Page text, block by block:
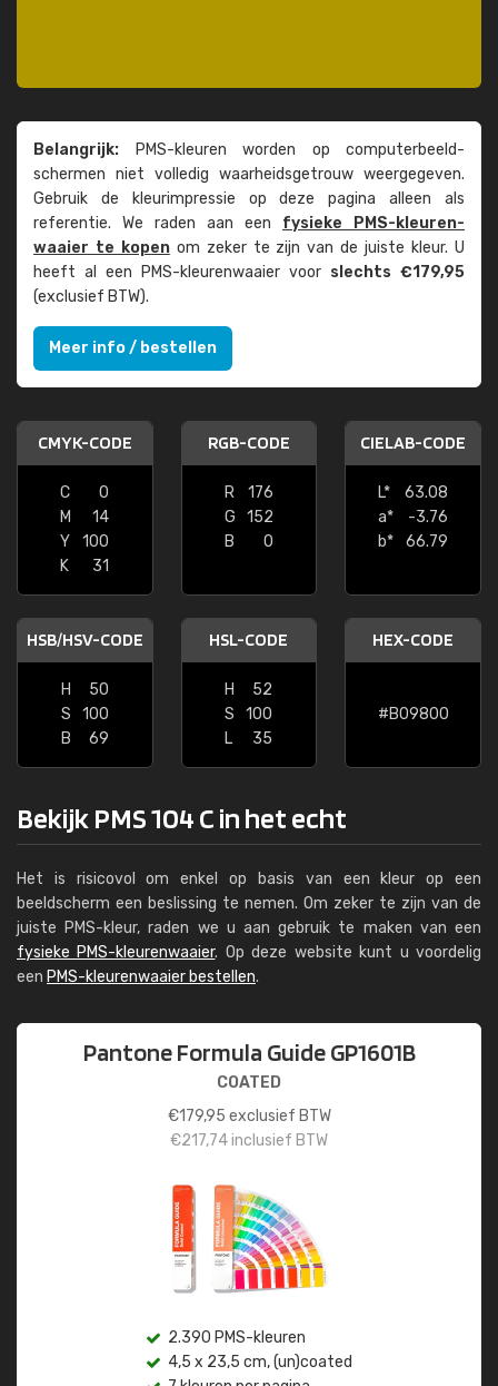
Belangrijk: PMS-kleuren worden op computer­beeld­
schermen niet volledig waarheids­­getrouw weer­gegeven.
Gebruik de kleur­impressie op deze pagina alleen als
referentie. We raden aan een fysieke PMS-kleuren­
waaier te kopenom zeker te zijn van de juiste kleur. U
heeft al een PMS-kleuren­waaier voor slechts €179,95
(exclusief BTW).
Meer info / bestellen
CMYK-CODE
C
0
M
14
Y
100
K
31
RGB-CODE
R
176
G
152
B
0
CIELAB-CODE
L*
63.08
a*
-3.76
b*
66.79
HSB/HSV-CODE
H
50
S
100
B
69
HSL-CODE
H
52
S
100
L
35
HEX-CODE
#B09800
Bekijk PMS 104 C in het echt
Het is risicovol om enkel op basis van een kleur op een
beeldscherm een beslissing te nemen. Om zeker te zijn van de
juiste PMS-kleur, raden we u aan gebruik te maken van een
fysieke PMS-kleurenwaaier. Op deze website kunt u voordelig
een PMS-kleurenwaaier bestellen.
Pantone Formula Guide GP1601B
COATED
€179,95 exclusief BTW
€217,74inclusief BTW
2.390 PMS-kleuren
4,5 x 23,5 cm, (un)coated